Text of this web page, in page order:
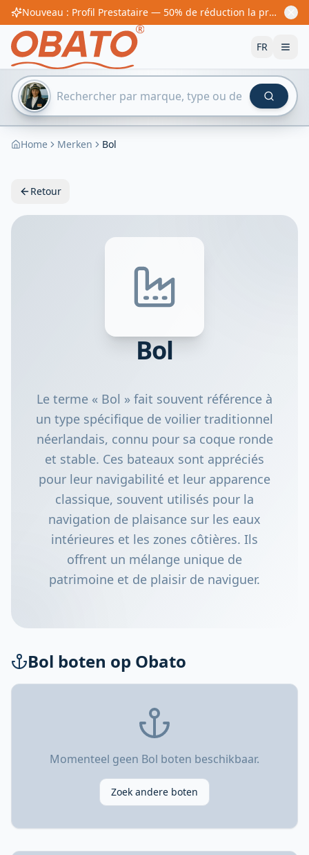
Nouveau : Profil Prestataire — 50% de réduction la première année ! À partir de 60€/an
FR
Home Merken Bol
Retour
Bol
Le terme « Bol » fait souvent référence à
un type spécifique de voilier traditionnel
néerlandais, connu pour sa coque ronde
et stable. Ces bateaux sont appréciés
pour leur navigabilité et leur apparence
classique, souvent utilisés pour la
navigation de plaisance sur les eaux
intérieures et les zones côtières. Ils
offrent un mélange unique de
patrimoine et de plaisir de naviguer.
Bol boten op Obato
Momenteel geen Bol boten beschikbaar.
Zoek andere boten